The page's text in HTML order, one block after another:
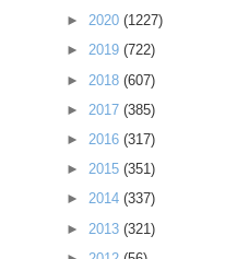
► 2020 (1227)
► 2019 (722)
► 2018 (607)
► 2017 (385)
► 2016 (317)
► 2015 (351)
► 2014 (337)
► 2013 (321)